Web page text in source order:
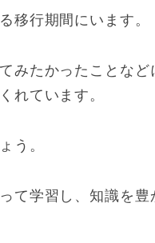
移行期間にいます。
みたかったことなど
れています。
う。
て学習し、知識を豊